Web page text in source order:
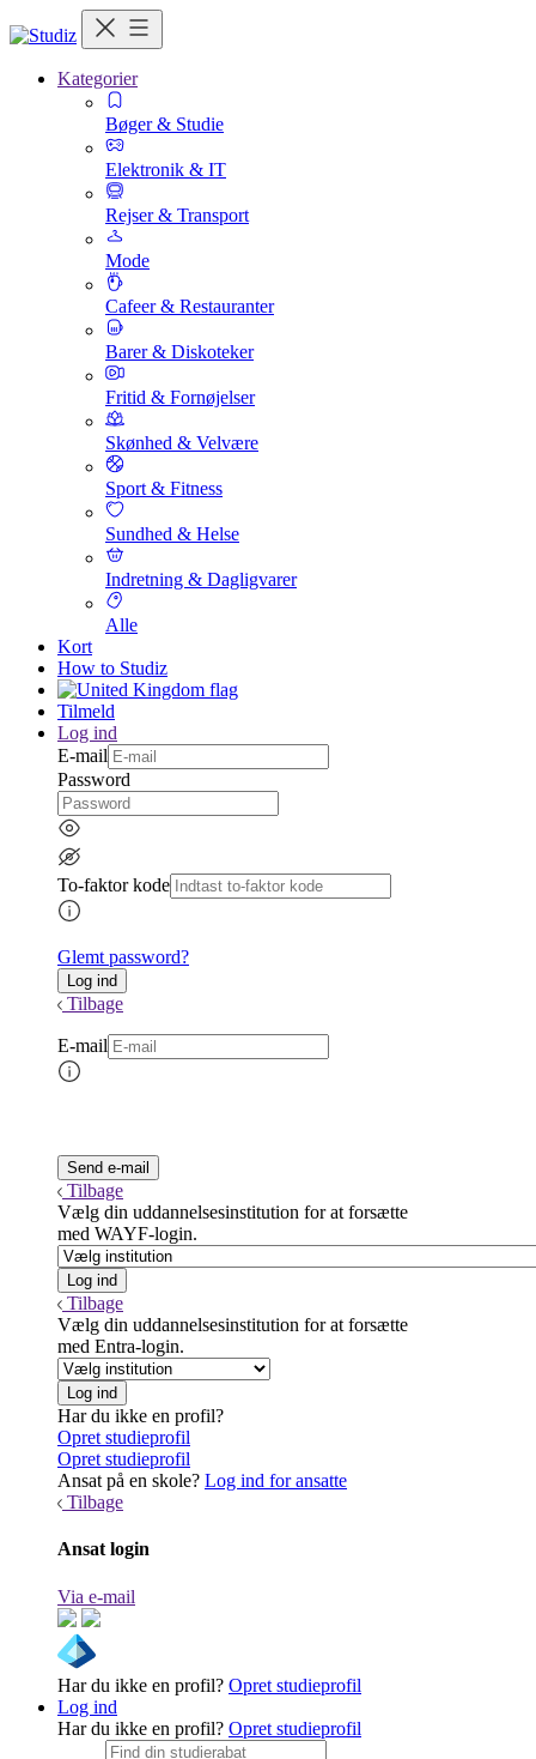
Kategorier
Bøger & Studie
Elektronik & IT
Rejser & Transport
Mode
Cafeer & Restauranter
Barer & Diskoteker
Fritid & Fornøjelser
Skønhed & Velvære
Sport & Fitness
Sundhed & Helse
Indretning & Dagligvarer
Alle
Kort
How to Studiz
Tilmeld
Log ind
E-mail
Password
To-faktor kode
Glemt password?
Tilbage
E-mail
Tilbage
Vælg din uddannelsesinstitution for at forsætte
med WAYF-login.
Tilbage
Vælg din uddannelsesinstitution for at forsætte
med Entra-login.
Har du ikke en profil?
Opret studieprofil
Opret studieprofil
Ansat på en skole? Log ind for ansatte
Tilbage
Ansat login
Via e-mail
Har du ikke en profil? Opret studieprofil
Log ind
Har du ikke en profil? Opret studieprofil